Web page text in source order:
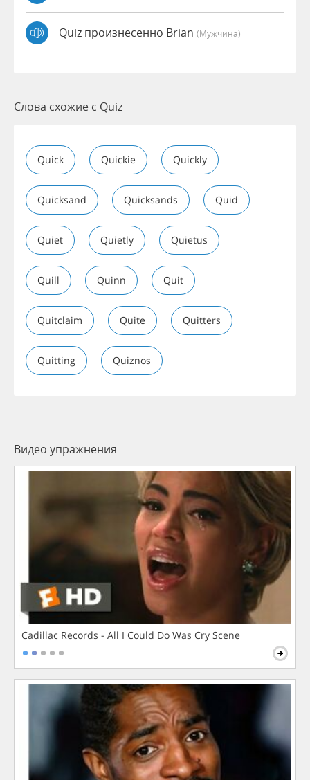
Quiz произнесенно Brian (мужчина)
Слова схожие с Quiz
Quick Quickie Quickly
Quicksand Quicksands Quid
Quiet Quietly Quietus
Quill Quinn Quit
Quitclaim Quite Quitters
Quitting Quiznos
Видео упражнения
Cadillac Records - All I Could Do Was Cry Scene